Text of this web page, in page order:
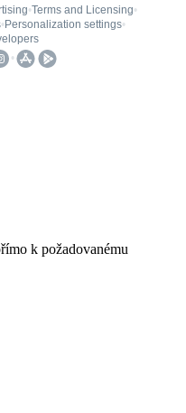
k požadovanému